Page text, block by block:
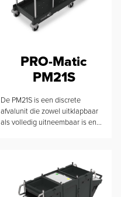
PRO-Matic
PM21S
De PM21S is een discrete
afvalunit die zowel uitklapbaar
als volledig uitneembaar is en...